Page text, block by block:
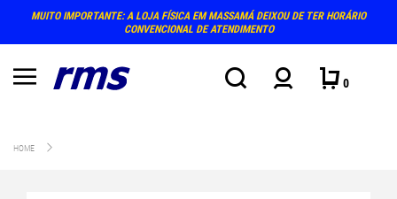
MUITO IMPORTANTE: A LOJA FÍSICA EM MASSAMÁ DEIXOU DE TER HORÁRIO
CONVENCIONAL DE ATENDIMENTO
0
HOME